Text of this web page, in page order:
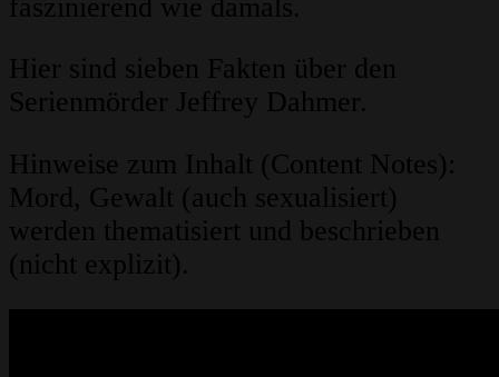
faszinierend wie damals.
Hier sind sieben Fakten über den
Serienmörder Jeffrey Dahmer.
Hinweise zum Inhalt (Content Notes):
Mord, Gewalt (auch sexualisiert)
werden thematisiert und beschrieben
(nicht explizit).